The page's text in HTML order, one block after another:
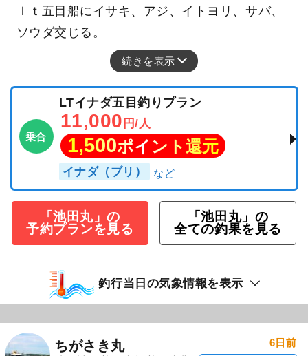
ｌｔ五目船にイサキ、アジ、イトヨリ、サバ、
ソウダ交じる。
続きを表示
乗合
LTイナダ五目釣りプラン
11,000 円/人
1,500ポイント還元
イナダ（ブリ）
「池田丸」の
予約プランを見る
「池田丸」の
全ての釣果を見る
釣行当日の気象情報を表示
ちがさき丸 6日前